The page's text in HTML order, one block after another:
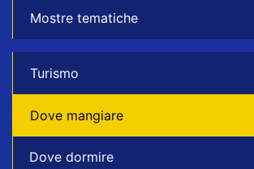
Mostre tematiche
Turismo
Dove mangiare
Dove dormire